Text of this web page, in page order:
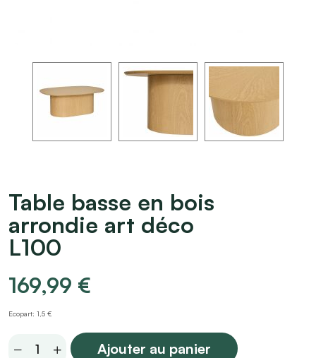
Table basse en bois
arrondie art déco
L100
169,99 €
Ecopart: 1,5 €
Table
Ajouter au panier